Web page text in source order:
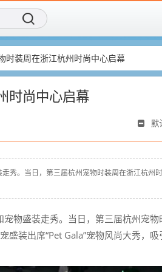
时装周在浙江杭州时尚中心启幕
时尚中心启幕
默
秀。当日，第三届杭州宠物时装周在浙江杭州
物盛装走秀。当日，第三届杭州宠物
盛装出席“Pet Gala”宠物风尚大秀，吸